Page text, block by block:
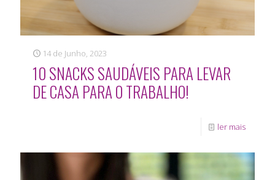
14 de Junho, 2023
10 SNACKS SAUDÁVEIS PARA LEVAR
DE CASA PARA O TRABALHO!
ler mais